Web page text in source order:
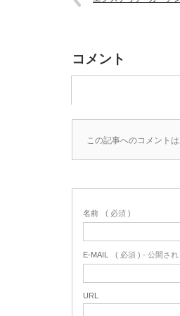
コメント
この記事へのコメントは
名前 ( 必須 )
E-MAIL ( 必須 ) - 公開され
URL